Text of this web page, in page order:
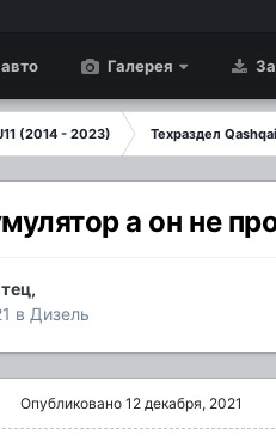
Галерея
(2014 - 2023) Техраздел
а он не
,
в Дизель
Опубликовано 12 декабря, 2021